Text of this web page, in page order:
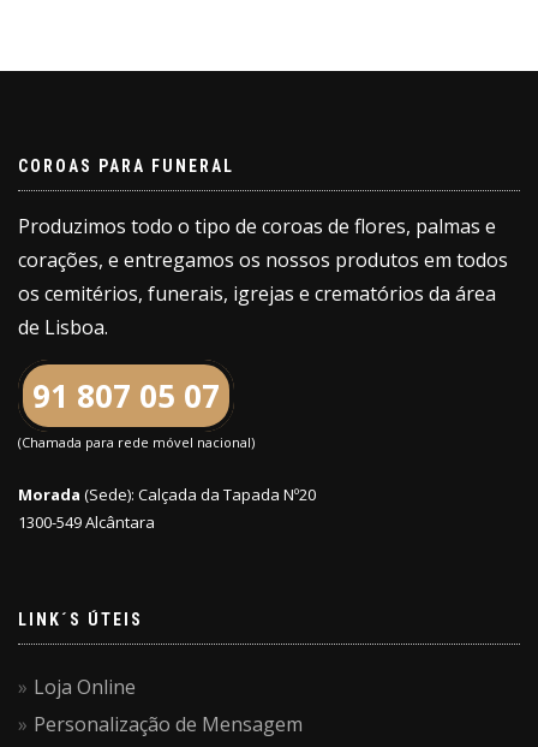
COROAS PARA FUNERAL
Produzimos todo o tipo de coroas de flores, palmas e
corações, e entregamos os nossos produtos em todos
os cemitérios, funerais, igrejas e crematórios da área
de Lisboa.
91 807 05 07
(Chamada para rede móvel nacional)
Morada (Sede): Calçada da Tapada Nº20
1300-549 Alcântara
LINK´S ÚTEIS
Loja Online
Personalização de Mensagem